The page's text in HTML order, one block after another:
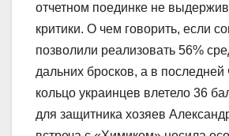
отчетном поединке не
критики. О чем говорить, если
позволили реализовать 56%
дальних бросков, а в последней
кольцо украинцев влетело 36
для защитника хозяев